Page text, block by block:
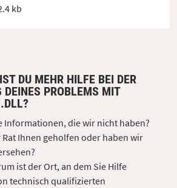
kb
DU MEHR HILFE BEI DER
DEINES PROBLEMS MIT
Informationen, die wir nicht haben?
Rat Ihnen geholfen oder haben wir
ist der Ort, an dem Sie Hilfe
technisch qualifizierten